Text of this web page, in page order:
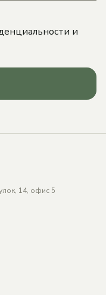
и
14, офис 5